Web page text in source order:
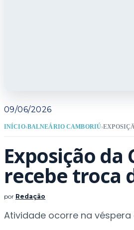
09/06/2026
INÍCIO›BALNEÁRIO CAMBORIÚ›
Exposição da
recebe troca
por Redação
Atividade ocorre na